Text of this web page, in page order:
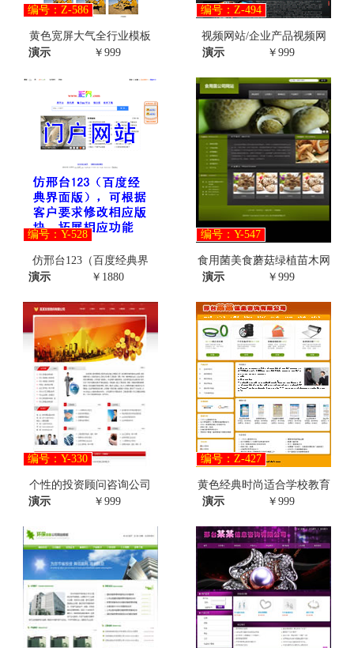
编号：Z-586
黄色宽屏大气全行业模板
演示
￥999
编号：Z-494
视频网站/企业产品视频网
演示
￥999
编号：Y-528
仿邢台123（百度经典界
演示
￥1880
编号：Y-547
食用菌美食蘑菇绿植苗木网
演示
￥999
编号：Y-330
个性的投资顾问咨询公司
演示
￥999
编号：Z-427
黄色经典时尚适合学校教育
演示
￥999